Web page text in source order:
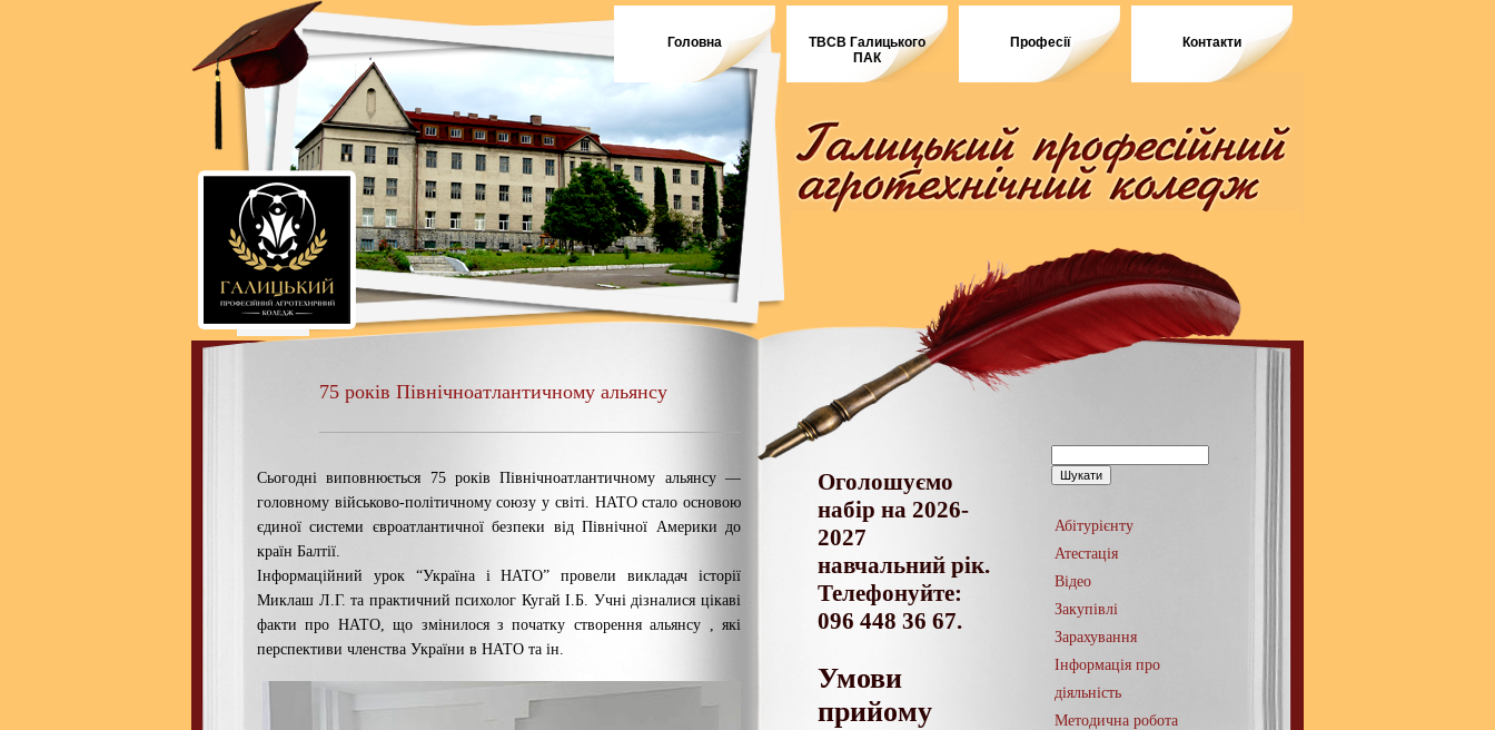
Головна
ТВСВ Галицького
ПАК
Професії Контакти
Оголошуємо
набір на 2026-
2027
навчальний рік.
Телефонуйте:
096 448 36 67.
Умови
прийому
Абітурієнту
Атестація
Відео
Закупівлі
Зарахування
Інформація про
діяльність
Методична робота
75 років Північноатлантичному альянсу
Сьогодні виповнюється 75 років Північноатлантичному альянсу —
головному військово-політичному союзу у світі. НАТО стало основою
єдиної системи євроатлантичної безпеки від Північної Америки до
країн Балтії.
Інформаційний урок “Україна і НАТО” провели викладач історії
Миклаш Л.Г. та практичний психолог Кугай І.Б. Учні дізналися цікаві
факти про НАТО, що змінилося з початку створення альянсу , які
перспективи членства України в НАТО та ін.